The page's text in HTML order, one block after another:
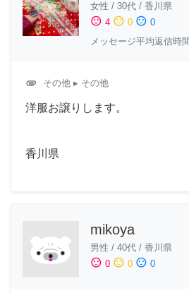
女性 / 30代 / 香川県
sentiment_satisfied 4 sentiment_neutral 0 sentiment_dissatisfied 0
メッセージ平均返信時
attachment その他 ▸ その他
洋服お譲りします。
香川県
mikoya
男性 / 40代 / 香川県
sentiment_satisfied 0 sentiment_neutral 0 sentiment_dissatisfied 0